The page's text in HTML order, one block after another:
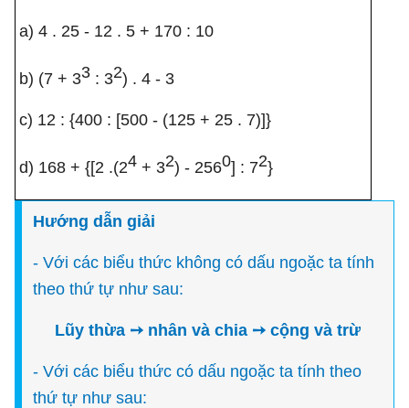
a) 4 . 25 - 12 . 5 + 170 : 10
b) (7 + 33 : 32) . 4 - 3
c) 12 : {400 : [500 - (125 + 25 . 7)]}
d) 168 + {[2 .(24 + 32) - 2560] : 72}
Hướng dẫn giải
- Với các biểu thức không có dấu ngoặc ta tính
theo thứ tự như sau:
Lũy thừa ➙ nhân và chia ➙ cộng và trừ
- Với các biểu thức có dấu ngoặc ta tính theo
thứ tự như sau: